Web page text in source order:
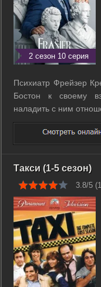
2 сезон 10 серия
Психиатр Фрейзер
Бостон к своему
наладить с ним
Такси (1-5 сезон)
3.8/5 (